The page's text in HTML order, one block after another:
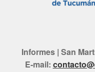
Informes | San
E-mail: